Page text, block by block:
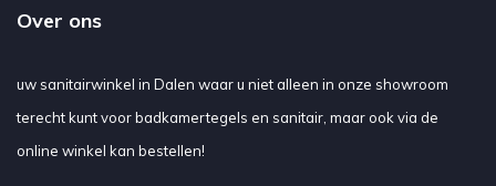
Over ons
uw sanitairwinkel in Dalen waar u niet alleen in onze showroom
terecht kunt voor badkamertegels en sanitair, maar ook via de
online winkel kan bestellen!